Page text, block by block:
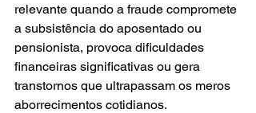
relevante quando a fraude compromete
a subsistência do aposentado ou
pensionista, provoca dificuldades
financeiras significativas ou gera
transtornos que ultrapassam os meros
aborrecimentos cotidianos.